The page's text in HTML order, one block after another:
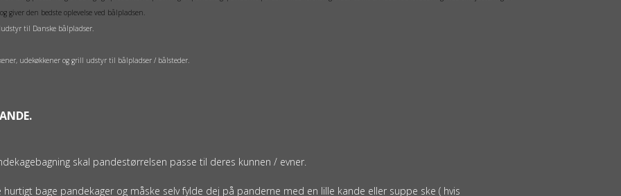
den bedste oplevelse ved bålpladsen.
til Danske bålpladser.
udekøkkener og grill udstyr til bålpladser / bålsteder.
skal pandestørrelsen passe til deres kunnen / evner.
bage pandekager og måske selv fylde dej på panderne med en lille kande eller suppe ske ( hvis